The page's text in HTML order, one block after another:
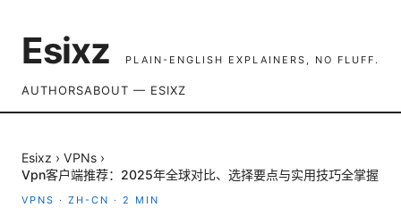
Esixz PLAIN-ENGLISH EXPLAINERS, NO FLUFF.
AUTHORSABOUT — ESIXZ
Esixz › VPNs ›
Vpn客户端推荐：2025年全球对比、选择要点与实用技巧全掌握
VPNS · ZH-CN · 2 MIN